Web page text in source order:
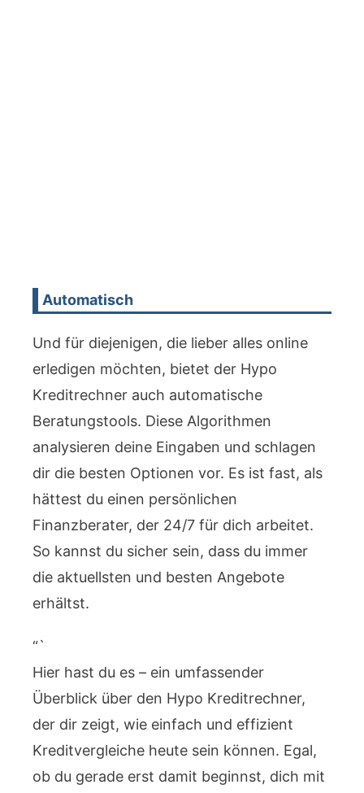
Automatisch
Und für diejenigen, die lieber alles online
erledigen möchten, bietet der Hypo
Kreditrechner auch automatische
Beratungstools. Diese Algorithmen
analysieren deine Eingaben und schlagen
dir die besten Optionen vor. Es ist fast, als
hättest du einen persönlichen
Finanzberater, der 24/7 für dich arbeitet.
So kannst du sicher sein, dass du immer
die aktuellsten und besten Angebote
erhältst.
“`
Hier hast du es – ein umfassender
Überblick über den Hypo Kreditrechner,
der dir zeigt, wie einfach und effizient
Kreditvergleiche heute sein können. Egal,
ob du gerade erst damit beginnst, dich mit